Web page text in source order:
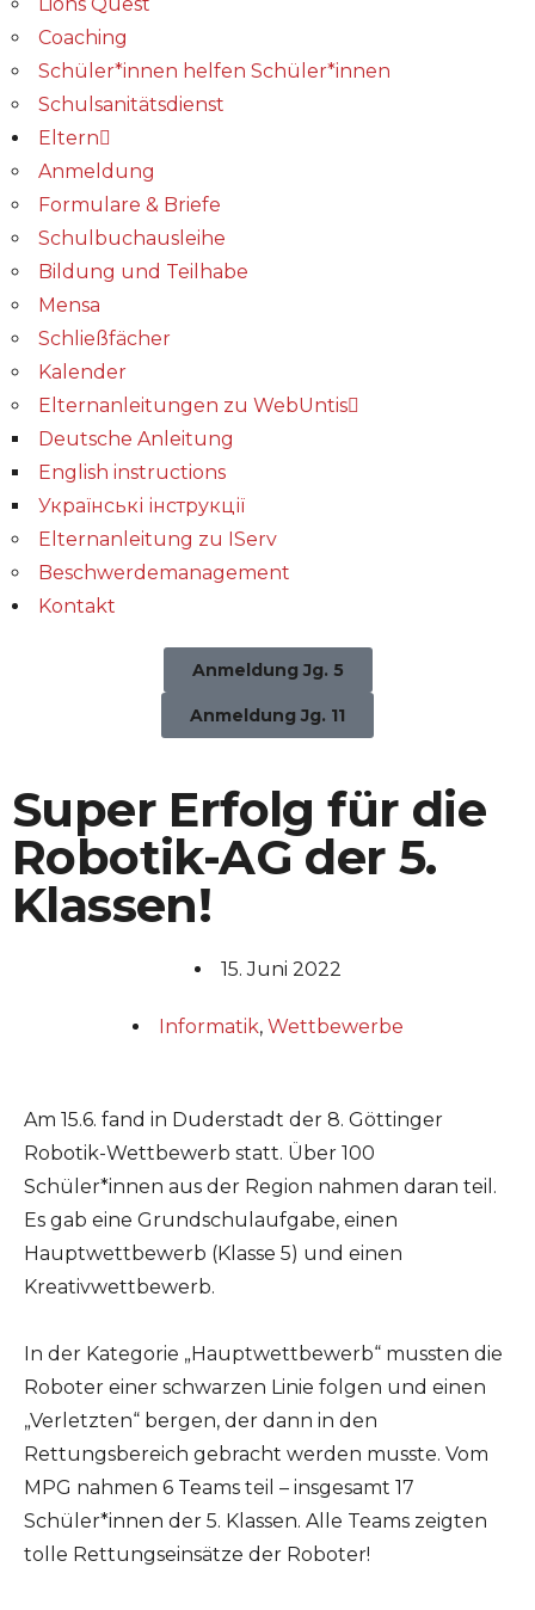
Coaching
Schüler*innen helfen Schüler*innen
Schulsanitätsdienst
Eltern
Anmeldung
Formulare & Briefe
Schulbuchausleihe
Bildung und Teilhabe
Mensa
Schließfächer
Kalender
Elternanleitungen zu WebUntis
Deutsche Anleitung
English instructions
Українські інструкції
Elternanleitung zu IServ
Beschwerdemanagement
Kontakt
Anmeldung Jg. 5
Anmeldung Jg. 11
Super Erfolg für die
Robotik-AG der 5.
Klassen!
15. Juni 2022
Informatik, Wettbewerbe
Am 15.6. fand in Duderstadt der 8. Göttinger
Robotik-Wettbewerb statt. Über 100
Schüler*innen aus der Region nahmen daran teil.
Es gab eine Grundschulaufgabe, einen
Hauptwettbewerb (Klasse 5) und einen
Kreativwettbewerb.
In der Kategorie „Hauptwettbewerb“ mussten die
Roboter einer schwarzen Linie folgen und einen
„Verletzten“ bergen, der dann in den
Rettungsbereich gebracht werden musste. Vom
MPG nahmen 6 Teams teil – insgesamt 17
Schüler*innen der 5. Klassen. Alle Teams zeigten
tolle Rettungseinsätze der Roboter!